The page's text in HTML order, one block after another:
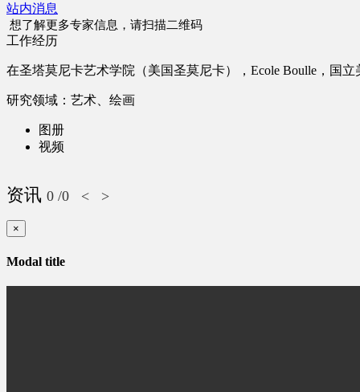
站内消息
想了解更多专家信息，请扫描二维码
工作经历
在圣塔莫尼卡艺术学院（美国圣莫尼卡），Ecole Boulle，国
研究领域：艺术、绘画
图册
视频
资讯 0 /0 < >
×
Modal title